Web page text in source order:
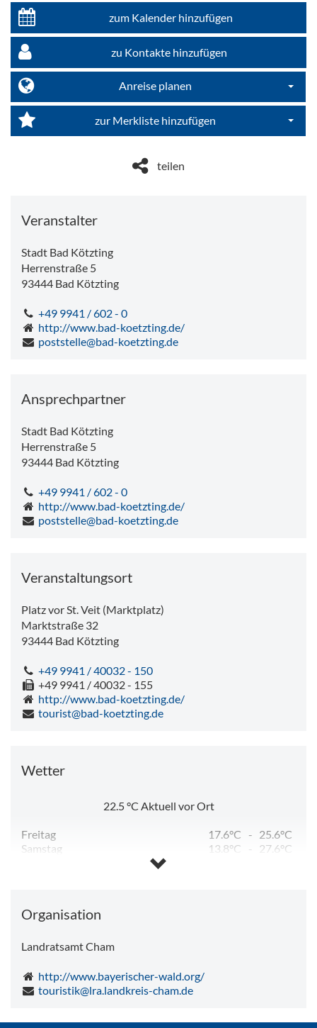
zum Kalender hinzufügen
zu Kontakte hinzufügen
Anreise planen
zur Merkliste hinzufügen
teilen
Veranstalter
Stadt Bad Kötzting
Herrenstraße 5
93444 Bad Kötzting
+49 9941 / 602 - 0
http://www.bad-koetzting.de/
poststelle@bad-koetzting.de
Ansprechpartner
Stadt Bad Kötzting
Herrenstraße 5
93444 Bad Kötzting
+49 9941 / 602 - 0
http://www.bad-koetzting.de/
poststelle@bad-koetzting.de
Veranstaltungsort
Platz vor St. Veit (Marktplatz)
Marktstraße 32
93444 Bad Kötzting
+49 9941 / 40032 - 150
+49 9941 / 40032 - 155
http://www.bad-koetzting.de/
tourist@bad-koetzting.de
Wetter
22.5°C Aktuell vor Ort
Freitag 17.6°C - 25.6°C
Samstag
13.8°C -
27.6°C
Organisation
Landratsamt Cham
http://www.bayerischer-wald.org/
touristik@lra.landkreis-cham.de